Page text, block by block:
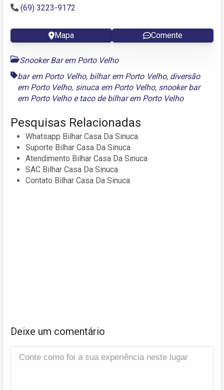
(69) 3223-9172
Mapa Comente
Snooker Bar em Porto Velho
bar em Porto Velho, bilhar em Porto Velho, diversão
em Porto Velho, sinuca em Porto Velho, snooker bar
em Porto Velhoe taco de bilhar em Porto Velho
Pesquisas Relacionadas
Whatsapp Bilhar Casa Da Sinuca
Suporte Bilhar Casa Da Sinuca
Atendimento Bilhar Casa Da Sinuca
SAC Bilhar Casa Da Sinuca
Contato Bilhar Casa Da Sinuca
Deixe um comentário